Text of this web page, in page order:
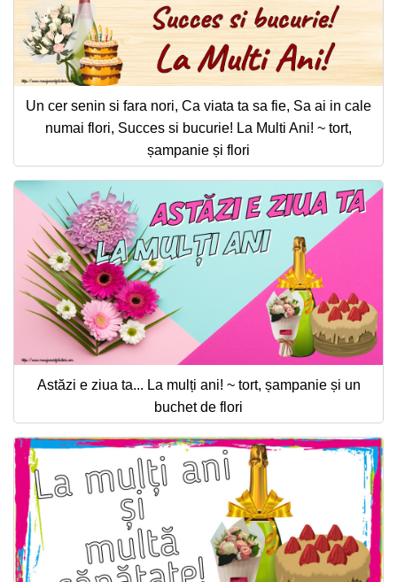
Un cer senin si fara nori, Ca viata ta sa fie, Sa ai in cale
numai flori, Succes si bucurie! La Multi Ani! ~ tort,
șampanie și flori
Astăzi e ziua ta... La mulți ani! ~ tort, șampanie și un
buchet de flori